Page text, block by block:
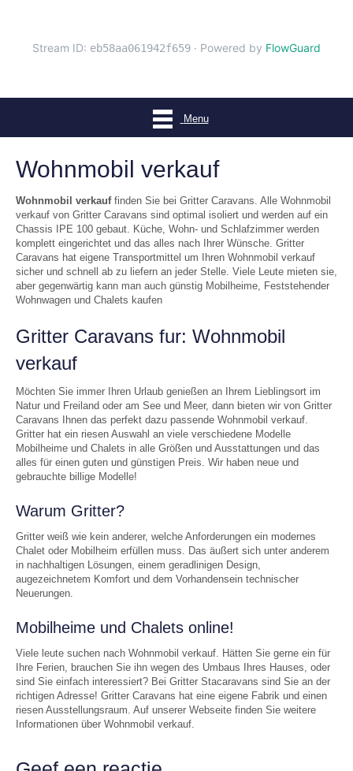
Menu
Wohnmobil verkauf
Wohnmobil verkauffinden Sie bei Gritter Caravans. Alle Wohnmobil
verkauf von Gritter Caravans sind optimal isoliert und werden auf ein
Chassis IPE 100 gebaut. Küche, Wohn- und Schlafzimmer werden
komplett eingerichtet und das alles nach Ihrer Wünsche. Gritter
Caravans hat eigene Transportmittel um Ihren Wohnmobil verkauf
sicher und schnell ab zu liefern an jeder Stelle. Viele Leute mieten sie,
aber gegenwärtig kann man auch günstig Mobilheime, Feststehender
Wohnwagen und Chalets kaufen
Gritter Caravans fur: Wohnmobil
verkauf
Möchten Sie immer Ihren Urlaub genießen an Ihrem Lieblingsort im
Natur und Freiland oder am See und Meer, dann bieten wir von Gritter
Caravans Ihnen das perfekt dazu passende Wohnmobil verkauf.
Gritter hat ein riesen Auswahl an viele verschiedene Modelle
Mobilheime und Chalets in alle Größen und Ausstattungen und das
alles für einen guten und günstigen Preis. Wir haben neue und
gebrauchte billige Modelle!
Warum Gritter?
Gritter weiß wie kein anderer, welche Anforderungen ein modernes
Chalet oder Mobilheim erfüllen muss. Das äußert sich unter anderem
in nachhaltigen Lösungen, einem geradlinigen Design,
augezeichnetem Komfort und dem Vorhandensein technischer
Neuerungen.
Mobilheime und Chalets online!
Viele leute suchen nach Wohnmobil verkauf. Hätten Sie gerne ein für
Ihre Ferien, brauchen Sie ihn wegen des Umbaus Ihres Hauses, oder
sind Sie einfach interessiert? Bei Gritter Stacaravans sind Sie an der
richtigen Adresse! Gritter Caravans hat eine eigene Fabrik und einen
riesen Ausstellungsraum. Auf unserer Webseite finden Sie weitere
Informationen über Wohnmobil verkauf.